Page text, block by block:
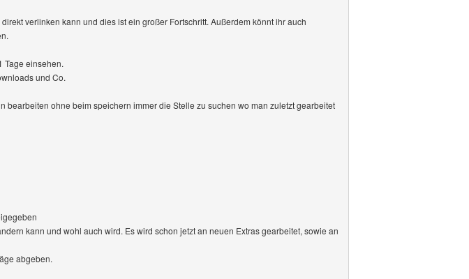
verlinken kann und dies ist ein großer Fortschritt. Außerdem könnt ihr auch
Tage einsehen.
und Co.
bearbeiten ohne beim speichern immer die Stelle zu suchen wo man zuletzt gearbeitet
kann und wohl auch wird. Es wird schon jetzt an neuen Extras gearbeitet, sowie an
abgeben.